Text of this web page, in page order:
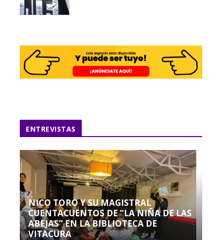
ENTREVISTAS
NICO TORO Y SU MAGISTRAL
CUENTACUENTOS DE “LA NIÑA DE LAS
ABEJAS” EN LA BIBLIOTECA DE
VITACURA